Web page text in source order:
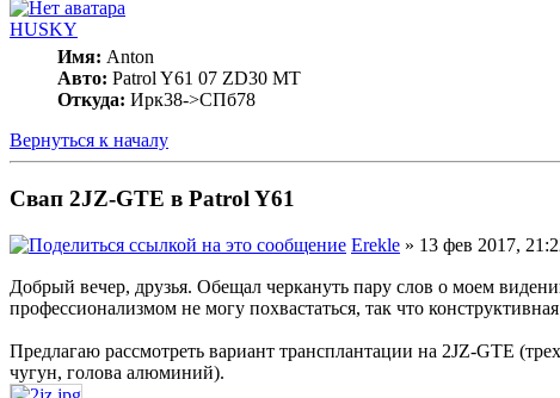
HUSKY
Имя: Anton
Авто: Patrol Y61 07 ZD30 MT
Откуда: Ирк38->СПб78
Вернуться к началу
Свап 2JZ-GTE в Patrol Y61
Erekle » 13 фев 2017,
Добрый вечер, друзья. Обещал черкануть пару слов о моем
профессионализмом не могу похвастаться, так что
Предлагаю рассмотреть вариант трансплантации на 2JZ-GTE
чугун, голова алюминий).